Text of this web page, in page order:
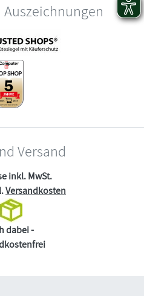
Versand
inkl. MwSt.
Versandkosten
dabei -